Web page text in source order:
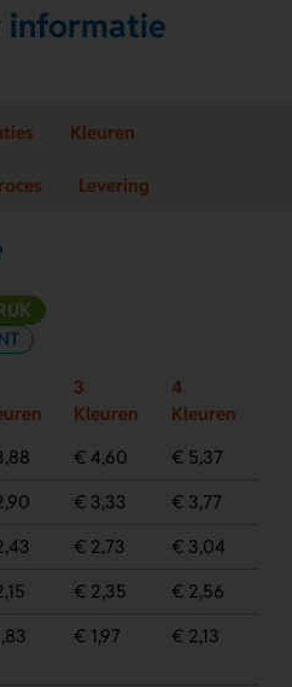
informatie
Kleuren
Levering
3
Kleuren
4
Kleuren
€ 4,60
€ 5,37
€ 3,33
€ 3,77
€ 2,73
€ 3,04
€ 2,35
€ 2,56
€ 1,97 € 2,13